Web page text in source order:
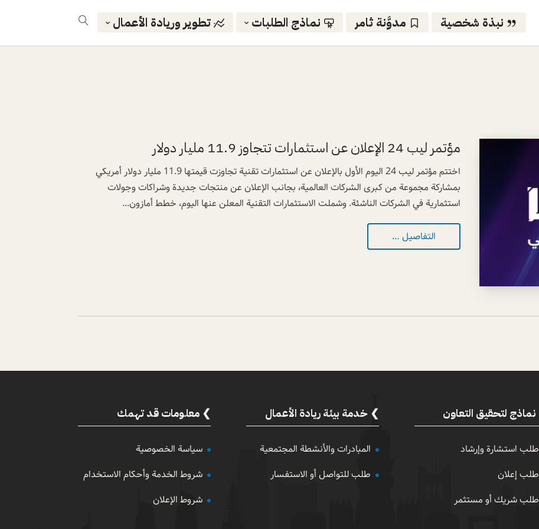
نبذة شخصية مدوَّنة ثامر نماذج الطلبات تطوير وريادة الأعمال
مؤتمر ليب 24 الإعلان عن استثمارات تتجاوز 11.9 مليار دولار
اختتم مؤتمر ليب 24 اليوم الأول بالإعلان عن استثمارات تقنية تجاوزت قيمتها 11.9 مليار دولار أمريكي
بمشاركة مجموعة من كبرى الشركات العالمية، بجانب الإعلان عن منتجات جديدة وشراكات وجولات
استثمارية في الشركات الناشئة. وشملت الاستثمارات التقنية المعلن عنها اليوم، خطط أمازون...
التفاصيل …
نماذج لتحقيق التعاون
طلب استشارة وإرشاد
طلب إعلان
طلب شريك أو مستثمر
خدمة بيئة ريادة الأعمال
المبادرات والأنشطة المجتمعية
طلب للتواصل أو الاستفسار
معلومات قد تهمك
سياسة الخصوصية
شروط الخدمة وأحكام الاستخدام
شروط الإعلان